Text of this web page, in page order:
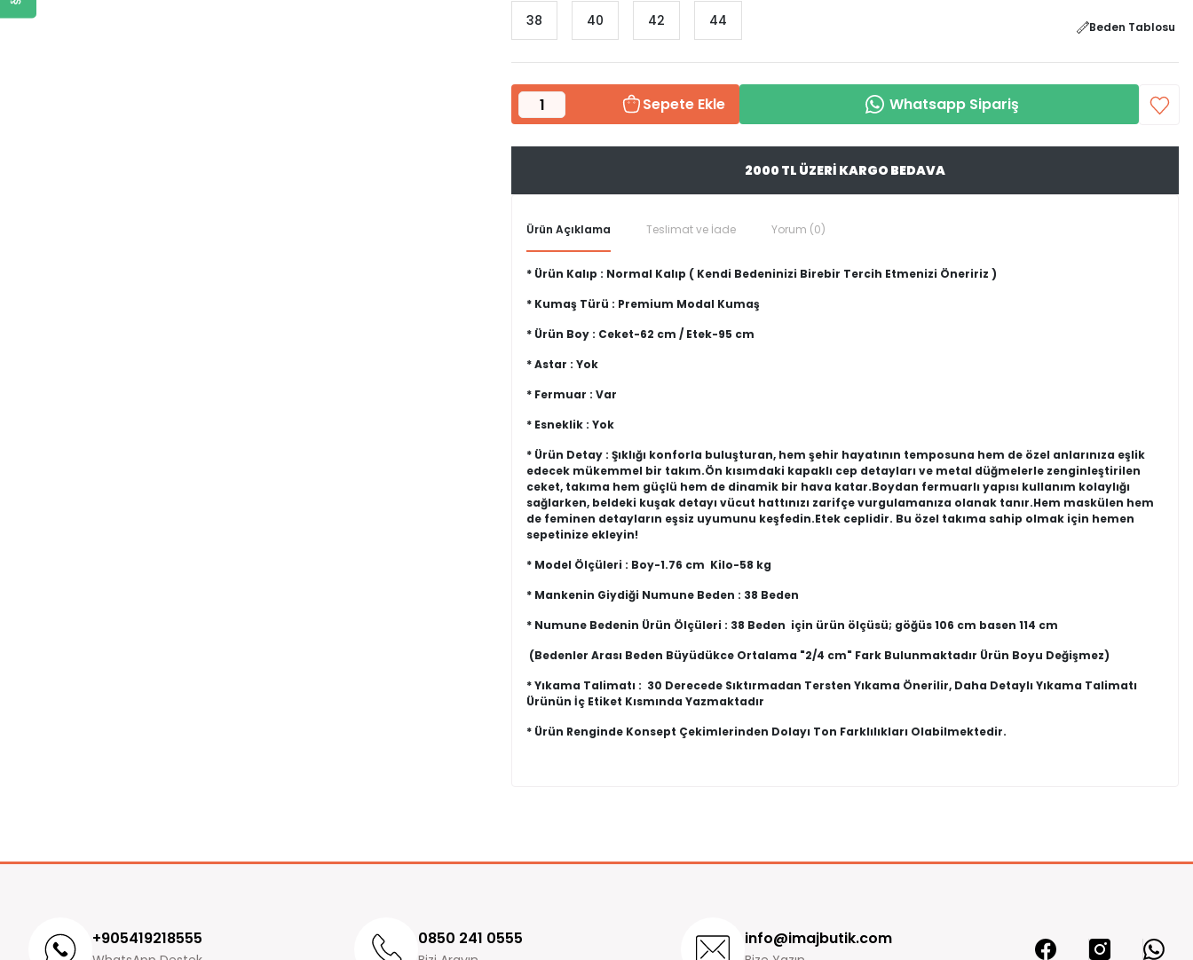
38 40 42 44 Beden Tablosu
Sepete Ekle Whatsapp Sipariş
2000 TL ÜZERİ KARGO BEDAVA
Ürün Açıklama Teslimat ve İade Yorum (0)
* Ürün Kalıp : Normal Kalıp ( Kendi Bedeninizi Birebir Tercih Etmenizi Öneririz )
* Kumaş Türü : Premium Modal Kumaş
* Ürün Boy : Ceket-62 cm / Etek-95 cm
* Astar : Yok
* Fermuar : Var
* Esneklik : Yok
* Ürün Detay : Şıklığı konforla buluşturan, hem şehir hayatının temposuna hem de özel anlarınıza eşlik
edecek mükemmel bir takım.Ön kısımdaki kapaklı cep detayları ve metal düğmelerle zenginleştirilen
ceket, takıma hem güçlü hem de dinamik bir hava katar.Boydan fermuarlı yapısı kullanım kolaylığı
sağlarken, beldeki kuşak detayı vücut hattınızı zarifçe vurgulamanıza olanak tanır.Hem maskülen hem
de feminen detayların eşsiz uyumunu keşfedin.Etek ceplidir. Bu özel takıma sahip olmak için hemen
sepetinize ekleyin!
* Model Ölçüleri : Boy-1.76 cm Kilo-58 kg
* Mankenin Giydiği Numune Beden : 38 Beden
* Numune Bedenin Ürün Ölçüleri : 38 Beden için ürün ölçüsü; göğüs 106 cm basen 114 cm
(Bedenler Arası Beden Büyüdükce Ortalama "2/4 cm" Fark Bulunmaktadır Ürün Boyu Değişmez)
* Yıkama Talimatı : 30 Derecede Sıktırmadan Tersten Yıkama Önerilir, Daha Detaylı Yıkama Talimatı
Ürünün İç Etiket Kısmında Yazmaktadır
* Ürün Renginde Konsept Çekimlerinden Dolayı Ton Farklılıkları Olabilmektedir.
İade ve değişim süreçlerini daha hızlı yapmak için sizlere paket içinde gönderdiğimiz faturanın arkasındaki iade
0 Yorum 0.0
0 %
+905419218555 0850 241 0555 info@imajbutik.com